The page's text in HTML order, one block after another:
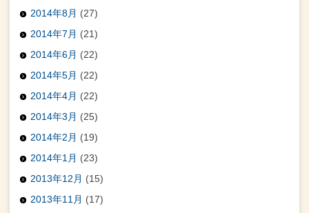
2014年8月 (27)
2014年7月 (21)
2014年6月 (22)
2014年5月 (22)
2014年4月 (22)
2014年3月 (25)
2014年2月 (19)
2014年1月 (23)
2013年12月 (15)
2013年11月 (17)